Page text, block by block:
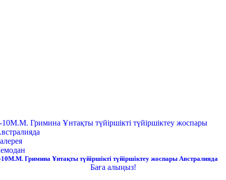
10М.М. Гримина Ұнтақты түйіршікті түйіршіктеу жоспары
10М.М. Гримина Ұнтақты түйіршікті түйіршіктеу жоспары Австралияда
Баға алыңыз!